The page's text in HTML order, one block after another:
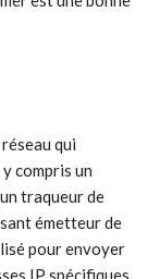
qui
compris un
traqueur de
émetteur de
pour envoyer
IP spécifiques.